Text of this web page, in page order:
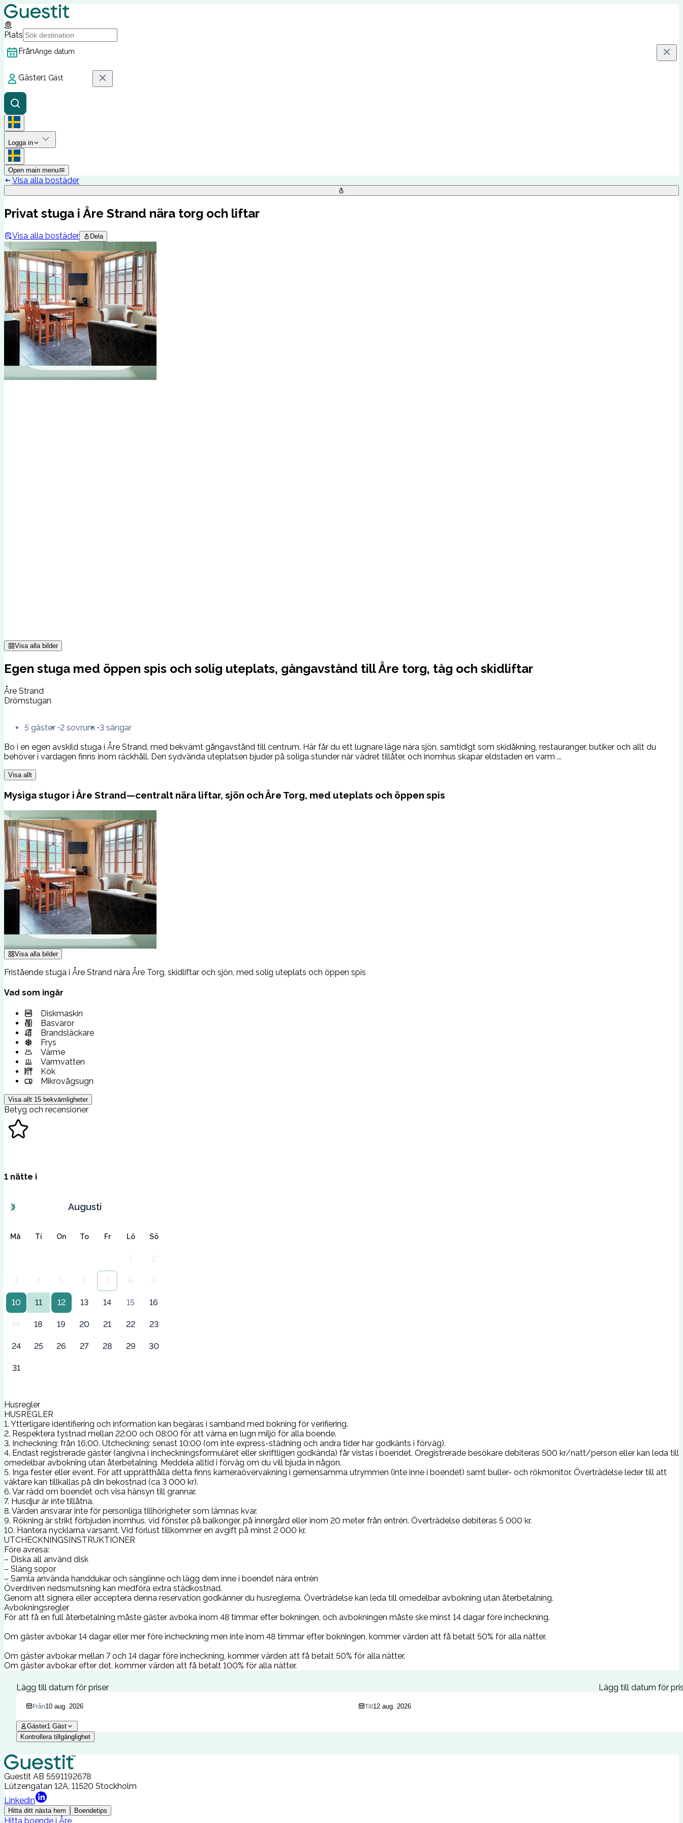
Plats
FrånAnge datum
Gäster1 Gäst
Logga in
Open main menu
Visa alla bostäder
Privat stuga i Åre Strand nära torg och liftar
Visa alla bostäder Dela
Visa alla bilder
Egen stuga med öppen spis och solig uteplats, gångavstånd till Åre torg, tåg och skidliftar
Åre Strand
Drömstugan
5 gäster 2 sovrum 3 sängar
Bo i en egen avskild stuga i Åre Strand, med bekvämt gångavstånd till centrum. Här får du ett lugnare läge nära sjön, samtidigt som skidåkning, restauranger, butiker och allt du
behöver i vardagen finns inom räckhåll. Den sydvända uteplatsen bjuder på soliga stunder när vädret tillåter, och inomhus skapar eldstaden en varm ...
Visa allt
Mysiga stugor i Åre Strand—centralt nära liftar, sjön och Åre Torg, med uteplats och öppen spis
Visa alla bilder
Fristående stuga i Åre Strand nära Åre Torg, skidliftar och sjön, med solig uteplats och öppen spis
Vad som ingår
Diskmaskin
Basvaror
Brandsläckare
Frys
Värme
Varmvatten
Kök
Mikrovågsugn
Visa allt 15 bekvämligheter
Betyg och recensioner
1 nätte i
Augusti
Må Ti On To Fr Lö Sö
1 2
3 4 5 6 7 8 9
10 11 12 13 14 15 16
17 18 19 20 21 22 23
24 25 26 27 28 29 30
31
Husregler
HUSREGLER
1. Ytterligare identifiering och information kan begäras i samband med bokning för verifiering.
2. Respektera tystnad mellan 22:00 och 08:00 för att värna en lugn miljö för alla boende.
3. Incheckning: från 16:00. Utcheckning: senast 10:00 (om inte express-städning och andra tider har godkänts i förväg).
4. Endast registrerade gäster (angivna i incheckningsformuläret eller skriftligen godkända) får vistas i boendet. Oregistrerade besökare debiteras 500 kr/natt/person eller kan leda till
omedelbar avbokning utan återbetalning. Meddela alltid i förväg om du vill bjuda in någon.
5. Inga fester eller event. För att upprätthålla detta finns kameraövervakning i gemensamma utrymmen (inte inne i boendet) samt buller- och rökmonitor. Överträdelse leder till att
väktare kan tillkallas på din bekostnad (ca 3 000 kr).
6. Var rädd om boendet och visa hänsyn till grannar.
7. Husdjur är inte tillåtna.
8. Värden ansvarar inte för personliga tillhörigheter som lämnas kvar.
9. Rökning är strikt förbjuden inomhus, vid fönster, på balkonger, på innergård eller inom 20 meter från entrén. Överträdelse debiteras 5 000 kr.
10. Hantera nycklarna varsamt. Vid förlust tillkommer en avgift på minst 2 000 kr.
UTCHECKNINGSINSTRUKTIONER
Före avresa:
– Diska all använd disk
– Släng sopor
– Samla använda handdukar och sänglinne och lägg dem inne i boendet nära entrén
Överdriven nedsmutsning kan medföra extra städkostnad.
Genom att signera eller acceptera denna reservation godkänner du husreglerna. Överträdelse kan leda till omedelbar avbokning utan återbetalning.
Avbokningsregler
För att få en full återbetalning måste gäster avboka inom 48 timmar efter bokningen, och avbokningen måste ske minst 14 dagar före incheckning.
Om gäster avbokar 14 dagar eller mer före incheckning men inte inom 48 timmar efter bokningen, kommer värden att få betalt 50% för alla nätter.
Om gäster avbokar mellan 7 och 14 dagar före incheckning, kommer värden att få betalt 50% för alla nätter.
Om gäster avbokar efter det, kommer värden att få betalt 100% för alla nätter.
Lägg till datum för priser Lägg till datum för
Från10 aug. 2026 Till12 aug. 2026
Gäster1 Gäst
Kontrollera tillgänglighet
Guestit AB 5591192678
Lützengatan 12A, 11520 Stockholm
Linkedin
Hitta ditt nästa hem Boendetips
Hitta boende i Åre